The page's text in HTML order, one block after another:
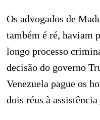
Os advogados de
também é ré, haviam
longo processo
decisão do governo
Venezuela pague os
dois réus à